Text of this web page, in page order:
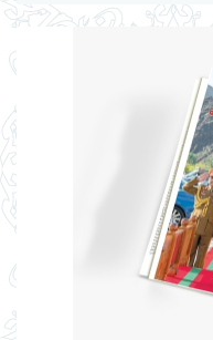
التحول، حيث تعمل
تنويع مصادر...